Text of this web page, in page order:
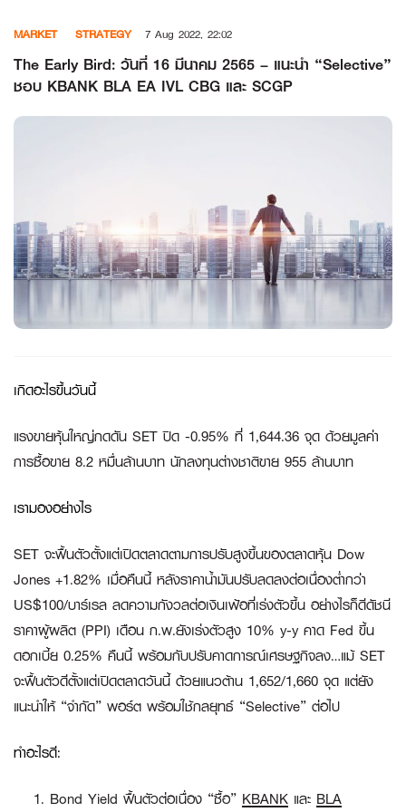
content
MARKET STRATEGY 7 Aug 2022, 22:02
The Early Bird: วันที่ 16 มีนาคม 2565 – แนะนำ “Selective”
ชอบ KBANK BLA EA IVL CBG และ SCGP
เกิดอะไรขึ้นวันนี้
แรงขายหุ้นใหญ่กดดัน SET ปิด -0.95% ที่ 1,644.36 จุด ด้วยมูลค่า
การซื้อขาย 8.2 หมื่นล้านบาท นักลงทุนต่างชาติขาย 955 ล้านบาท
เรามองอย่างไร
SET จะฟื้นตัวตั้งแต่เปิดตลาดตามการปรับสูงขึ้นของตลาดหุ้น Dow
Jones +1.82% เมื่อคืนนี้ หลังราคาน้ำมันปรับลดลงต่อเนื่องต่ำกว่า
US$100/บาร์เรล ลดความกังวลต่อเงินเฟ้อที่เร่งตัวขึ้น อย่างไรก็ดีดัชนี
ราคาผู้ผลิต (PPI) เดือน ก.พ.ยังเร่งตัวสูง 10% y-y คาด Fed ขึ้น
ดอกเบี้ย 0.25% คืนนี้ พร้อมกับปรับคาดการณ์เศรษฐกิจลง…แม้ SET
จะฟื้นตัวดีตั้งแต่เปิดตลาดวันนี้ ด้วยแนวต้าน 1,652/1,660 จุด แต่ยัง
แนะนำให้ “จำกัด” พอร์ต พร้อมใช้กลยุทธ์ “Selective” ต่อไป
ทำอะไรดี:
Bond Yield ฟื้นตัวต่อเนื่อง “ซื้อ” KBANK และ BLA